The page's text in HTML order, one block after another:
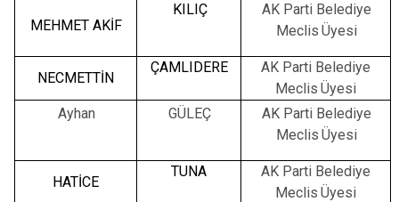
MEHMET AKİF
KILIÇ AK Parti Belediye
Meclis Üyesi
NECMETTİN
ÇAMLIDERE AK Parti Belediye
Meclis Üyesi
Ayhan
GÜLEÇ AK Parti Belediye
Meclis Üyesi
HATİCE
TUNA AK Parti Belediye
Meclis Üyesi